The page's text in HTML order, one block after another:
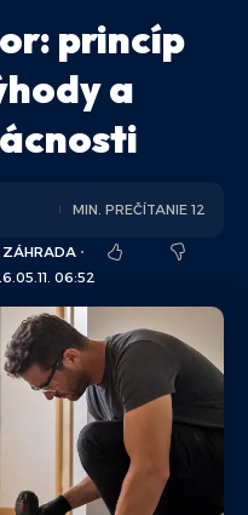
princíp
a
06:52
ZÁHRADA
MIN. PREČÍTANIE 12